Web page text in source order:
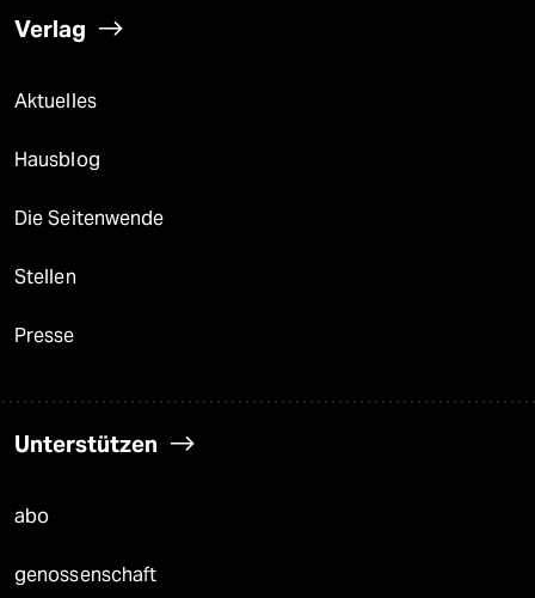
Verlag
Aktuelles
Hausblog
Die Seitenwende
Stellen
Presse
Unterstützen
abo
genossenschaft